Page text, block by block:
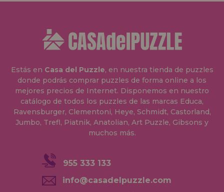
Estás en Casa del Puzzle, en nuestra tienda de puzzles
donde podrás comprar puzzles de forma online a los
mejores precios de Internet. Disponemos en nuestro
catálogo de todos los puzzles de las marcas Educa,
Ravensburger, Clementoni, Heye, Schmidt, Castorland,
Jumbo, Trefl, Piatnik, Anatolian, Art Puzzle, Gibsons y
muchos más.
955 333 133
info@casadelpuzzle.com